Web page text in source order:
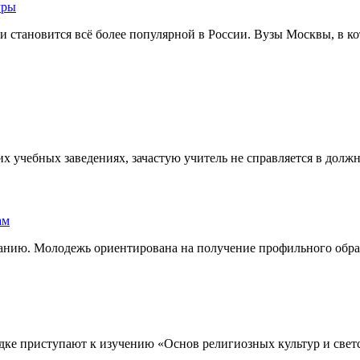
становится всё более популярной в России. Вузы Москвы, в
заведениях, зачастую учитель не справляется в
Молодежь ориентирована на получение профильного
приступают к изучению «Основ религиозных культур и